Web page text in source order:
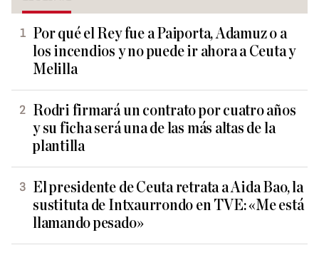
Por qué el Rey fue a Paiporta, Adamuz o a
los incendios y no puede ir ahora a Ceuta y
Melilla
Rodri firmará un contrato por cuatro años
y su ficha será una de las más altas de la
plantilla
El presidente de Ceuta retrata a Aida Bao, la
sustituta de Intxaurrondo en TVE: «Me está
llamando pesado»